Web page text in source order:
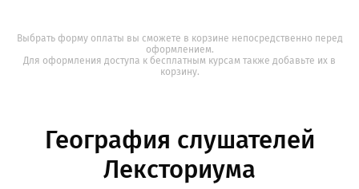
Выбрать форму оплаты вы сможете в корзине непосредственно перед
оформлением.
Для оформления доступа к бесплатным курсам также добавьте их в
корзину.
География слушателей
Лексториума